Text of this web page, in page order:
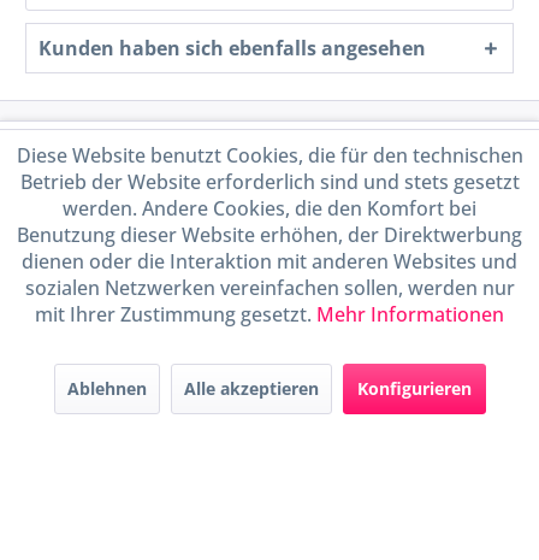
Kunden haben sich ebenfalls angesehen
Service Hotline
Shop Service
Informationen
Handel mit BIO-Weinen
durch DE-ÖKO-009
Diese Website benutzt Cookies, die für den technischen
Betrieb der Website erforderlich sind und stets gesetzt
werden. Andere Cookies, die den Komfort bei
Benutzung dieser Website erhöhen, der Direktwerbung
dienen oder die Interaktion mit anderen Websites und
sozialen Netzwerken vereinfachen sollen, werden nur
mit Ihrer Zustimmung gesetzt. Mehr Informationen
Ablehnen Alle akzeptieren Konfigurieren